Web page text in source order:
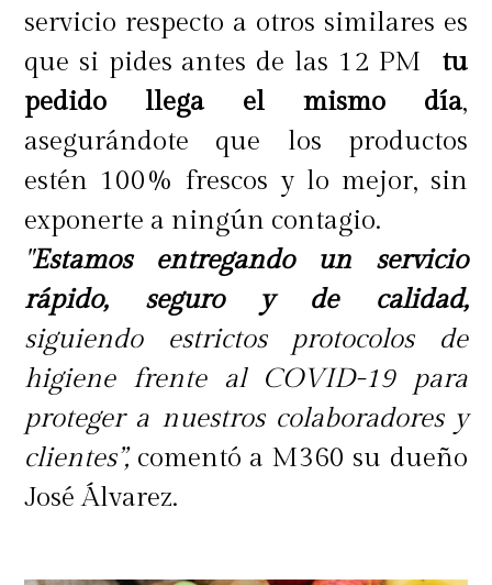
servicio respecto a otros similares es
que si pides antes de las 12 PM tu
pedido llega el mismo día,
asegurándote que los productos
estén 100% frescos y lo mejor, sin
exponerte a ningún contagio.
"Estamos entregando un servicio
rápido, seguro y de calidad,
siguiendo estrictos protocolos de
higiene frente al COVID-19 para
proteger a nuestros colaboradores y
clientes”,comentó a M360 su dueño
José Álvarez.